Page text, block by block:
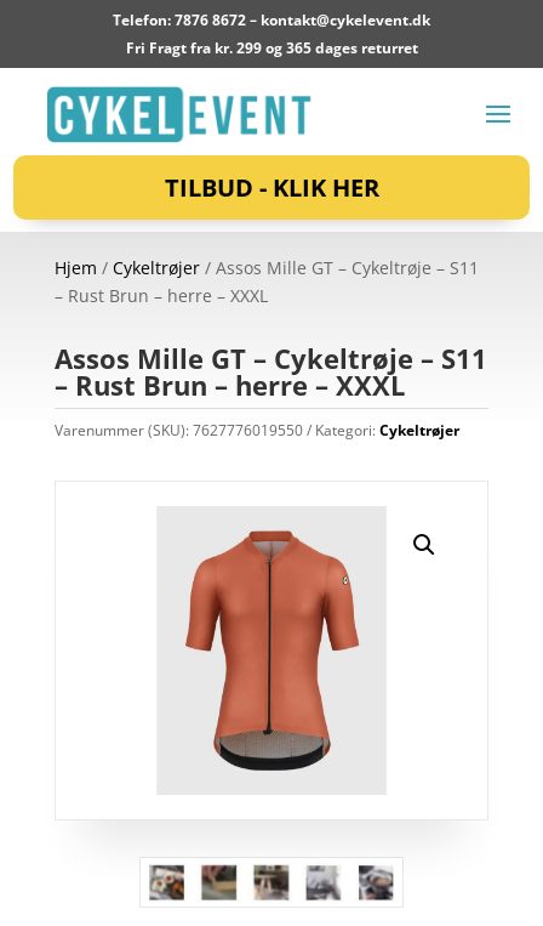
Telefon: 7876 8672 – kontakt@cykelevent.dk
Fri Fragt fra kr. 299 og 365 dages returret
TILBUD - KLIK HER
Hjem / Cykeltrøjer/ Assos Mille GT – Cykeltrøje – S11
– Rust Brun – herre – XXXL
Assos Mille GT – Cykeltrøje – S11
– Rust Brun – herre – XXXL
Varenummer (SKU):7627776019550 Kategori:Cykeltrøjer